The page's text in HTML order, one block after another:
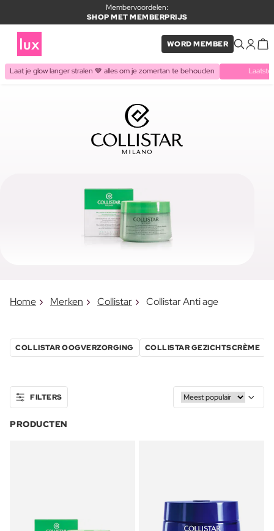
Membervoordelen:
SHOP MET MEMBERPRIJS
WORD MEMBER
Laat je glow langer stralen 🤎 alles om je zomertan te behouden
Home Merken Collistar Collistar Anti age
COLLISTAR OOGVERZORGING COLLISTAR GEZICHTSCRÈME
FILTERS
PRODUCTEN